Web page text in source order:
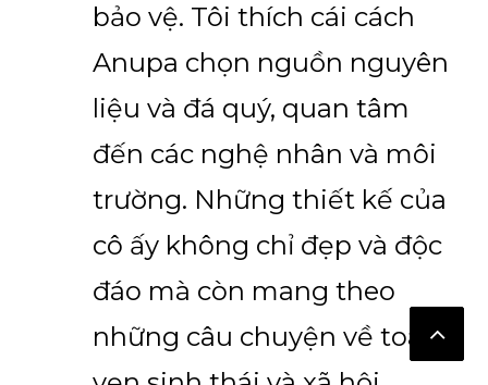
bảo vệ. Tôi thích cái cách
Anupa chọn nguồn nguyên
liệu và đá quý, quan tâm
đến các nghệ nhân và môi
trường. Những thiết kế của
cô ấy không chỉ đẹp và độc
đáo mà còn mang theo
những câu chuyện về toàn